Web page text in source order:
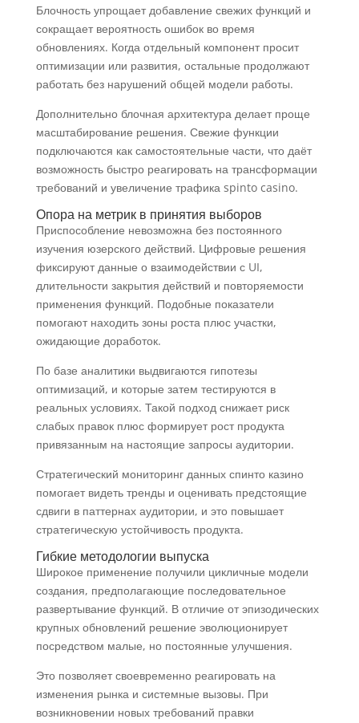
Блочность упрощает добавление свежих функций и
сокращает вероятность ошибок во время
обновлениях. Когда отдельный компонент просит
оптимизации или развития, остальные продолжают
работать без нарушений общей модели работы.
Дополнительно блочная архитектура делает проще
масштабирование решения. Свежие функции
подключаются как самостоятельные части, что даёт
возможность быстро реагировать на трансформации
требований и увеличение трафика spinto casino.
Опора на метрик в принятия выборов
Приспособление невозможна без постоянного
изучения юзерского действий. Цифровые решения
фиксируют данные о взаимодействии с UI,
длительности закрытия действий и повторяемости
применения функций. Подобные показатели
помогают находить зоны роста плюс участки,
ожидающие доработок.
По базе аналитики выдвигаются гипотезы
оптимизаций, и которые затем тестируются в
реальных условиях. Такой подход снижает риск
слабых правок плюс формирует рост продукта
привязанным на настоящие запросы аудитории.
Стратегический мониторинг данных спинто казино
помогает видеть тренды и оценивать предстоящие
сдвиги в паттернах аудитории, и это повышает
стратегическую устойчивость продукта.
Гибкие методологии выпуска
Широкое применение получили цикличные модели
создания, предполагающие последовательное
развертывание функций. В отличие от эпизодических
крупных обновлений решение эволюционирует
посредством малые, но постоянные улучшения.
Это позволяет своевременно реагировать на
изменения рынка и системные вызовы. При
возникновении новых требований правки